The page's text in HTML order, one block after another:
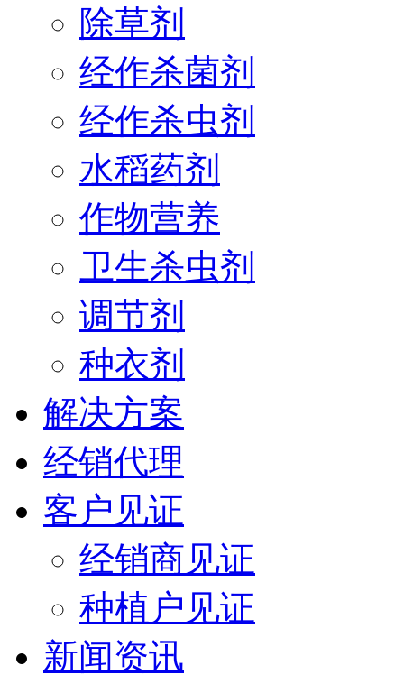
除草剂
经作杀菌剂
经作杀虫剂
水稻药剂
作物营养
卫生杀虫剂
调节剂
种衣剂
解决方案
经销代理
客户见证
经销商见证
种植户见证
新闻资讯